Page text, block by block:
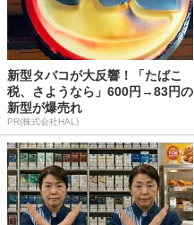
新型タバコが大反響！「たばこ
税、さようなら」600円→83円の
新型が爆売れ
PR(株式会社HAL)